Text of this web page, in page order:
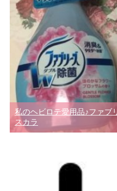
私のヘビロテ愛用品♪ファブ
スカラ